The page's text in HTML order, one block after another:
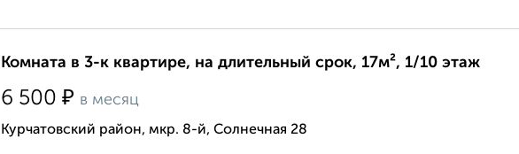
Комната в 3-к квартире, на длительный срок, 17м², 1/10 этаж
6 500 ₽ в месяц
Курчатовский район, мкр. 8-й, Солнечная 28